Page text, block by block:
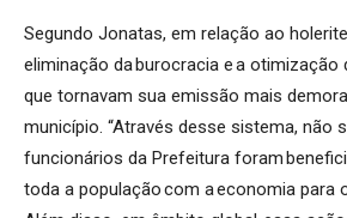
Segundo Jonatas, em relação ao
eliminação da burocracia e a otimização
que tornavam sua emissão mais
município. “Através desse sistema, não
funcionários da Prefeitura foram
toda a população com a economia para